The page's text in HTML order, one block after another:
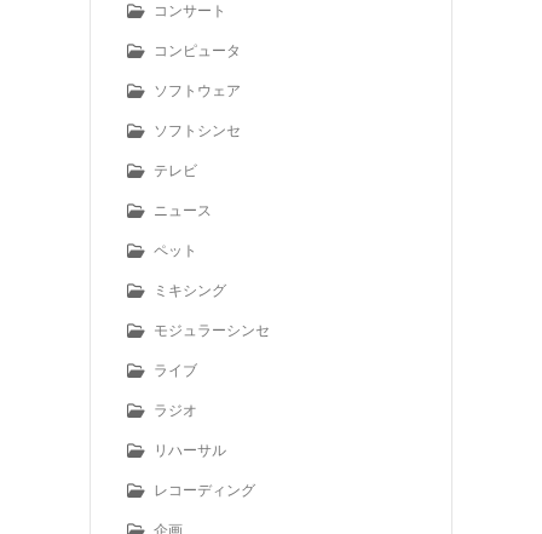
コンサート
コンピュータ
ソフトウェア
ソフトシンセ
テレビ
ニュース
ペット
ミキシング
モジュラーシンセ
ライブ
ラジオ
リハーサル
レコーディング
企画